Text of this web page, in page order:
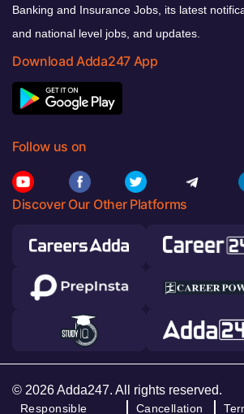
Banking and Insurance Jobs, its latest
and national level jobs, and updates.
Download Adda247 App
Follow us on
Discover Our Other Platforms
© 2026 Adda247. All rights reserved.
Responsible Cancellation